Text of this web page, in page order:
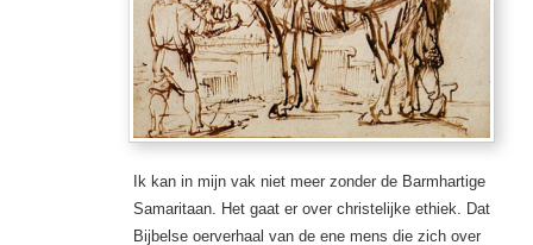
Ik kan in mijn vak niet meer zonder de Barmhartige
Samaritaan. Het gaat er over christelijke ethiek. Dat
Bijbelse oerverhaal van de ene mens die zich over